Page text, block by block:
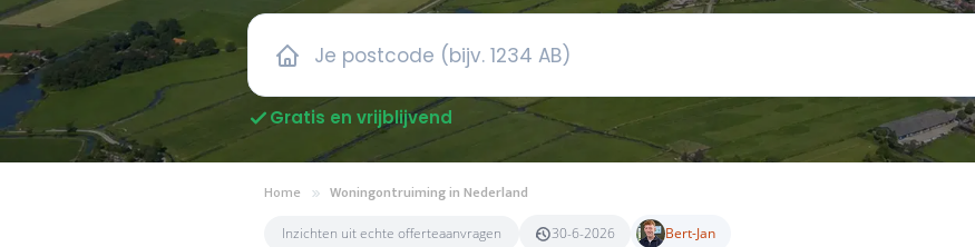
Gratis en vrijblijvend
Home Woningontruiming in Nederland
Inzichten uit echte offerteaanvragen 30-6-2026 Bert-Jan